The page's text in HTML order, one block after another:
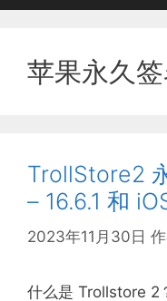
苹果永久
TrollStore2
– 16.6.1 和
2023年11月30日
什么是 Trollstore 2